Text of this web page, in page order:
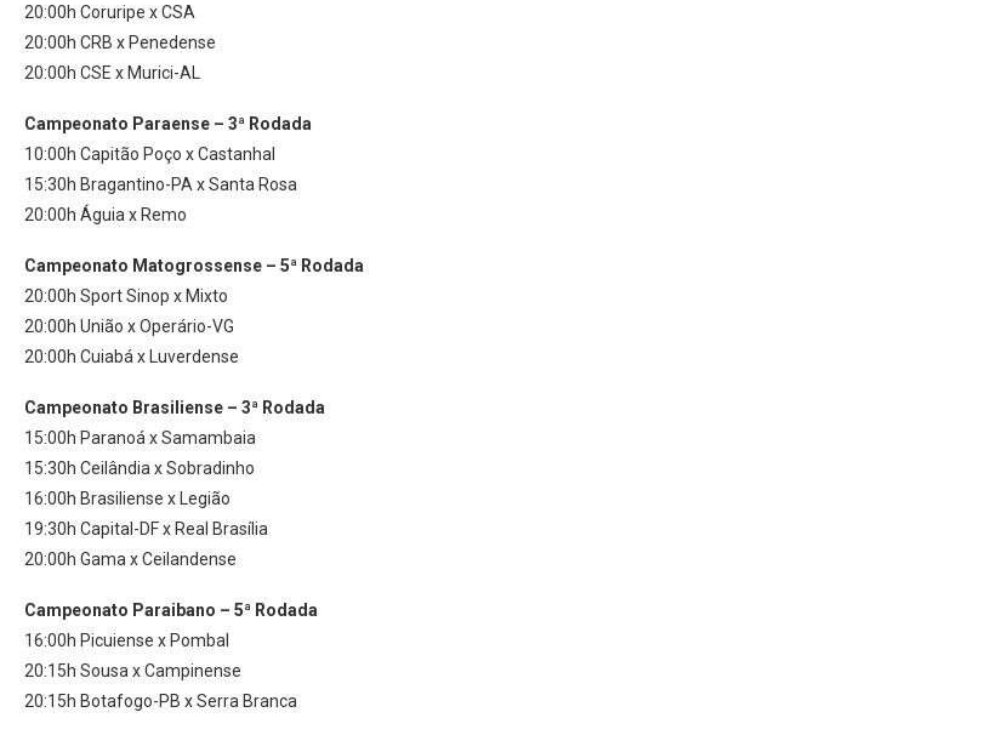
20:00h Coruripe x CSA
20:00h CRB x Penedense
20:00h CSE x Murici-AL
Campeonato Paraense – 3ª Rodada
10:00h Capitão Poço x Castanhal
15:30h Bragantino-PA x Santa Rosa
20:00h Águia x Remo
Campeonato Matogrossense – 5ª Rodada
20:00h Sport Sinop x Mixto
20:00h União x Operário-VG
20:00h Cuiabá x Luverdense
Campeonato Brasiliense – 3ª Rodada
15:00h Paranoá x Samambaia
15:30h Ceilândia x Sobradinho
16:00h Brasiliense x Legião
19:30h Capital-DF x Real Brasília
20:00h Gama x Ceilandense
Campeonato Paraibano – 5ª Rodada
16:00h Picuiense x Pombal
20:15h Sousa x Campinense
20:15h Botafogo-PB x Serra Branca